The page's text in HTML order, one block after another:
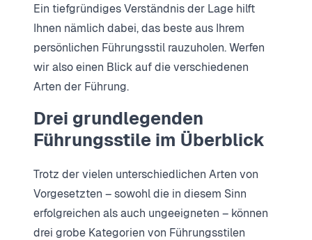
Ein tiefgründiges Verständnis der Lage hilft
Ihnen nämlich dabei, das beste aus Ihrem
persönlichen Führungsstil rauzuholen. Werfen
wir also einen Blick auf die verschiedenen
Arten der Führung.
Drei grundlegenden
Führungsstile im Überblick
Trotz der vielen unterschiedlichen Arten von
Vorgesetzten – sowohl die in diesem Sinn
erfolgreichen als auch ungeeigneten – können
drei grobe Kategorien von Führungsstilen